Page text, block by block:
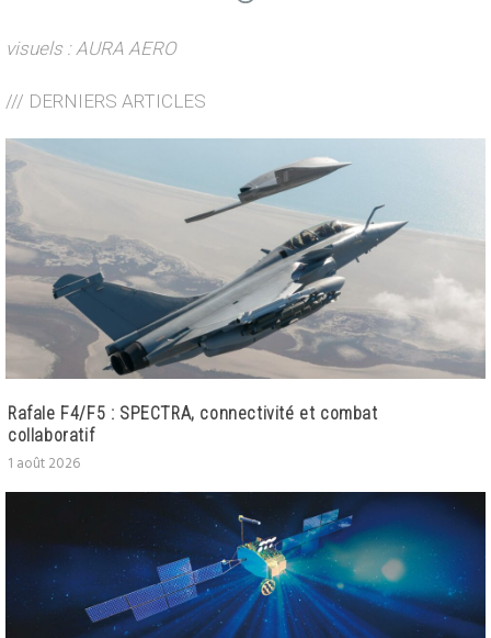
visuels : AURA AERO
/// DERNIERS ARTICLES
Rafale F4/F5 : SPECTRA, connectivité et combat
collaboratif
1 août 2026